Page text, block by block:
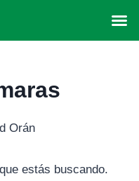
Orán
estás buscando.